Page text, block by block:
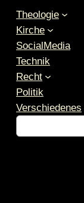
Theologie
Kirche
SocialMedia
Technik
Recht
Politik
Verschiedenes
S
u